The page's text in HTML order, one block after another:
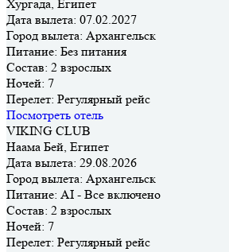
Хургада, Египет
Дата вылета: 07.02.2027
Город вылета: Архангельск
Питание: Без питания
Состав: 2 взрослых
Ночей: 7
Перелет: Регулярный рейс
Посмотреть отель
VIKING CLUB
Наама Бей, Египет
Дата вылета: 29.08.2026
Город вылета: Архангельск
Питание: AI - Все включено
Состав: 2 взрослых
Ночей: 7
Перелет: Регулярный рейс